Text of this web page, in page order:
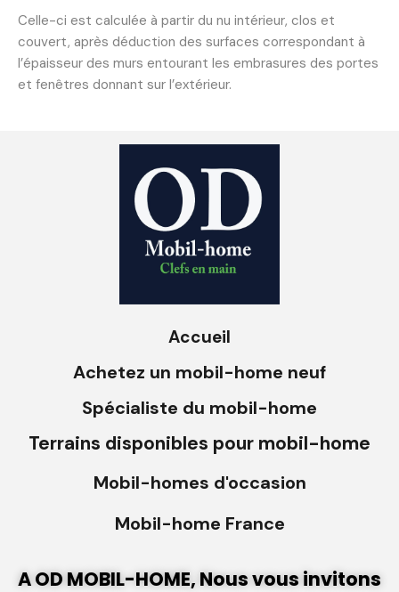
Celle-ci est calculée à partir du nu intérieur, clos et
couvert, après déduction des surfaces correspondant à
l’épaisseur des murs entourant les embrasures des portes
et fenêtres donnant sur l’extérieur.
Accueil
Achetez un mobil-home neuf
Spécialiste du mobil-home
Terrains disponibles pour mobil-home
Mobil-homes d'occasion
Mobil-home France
A OD MOBIL-HOME, Nous vous invitons